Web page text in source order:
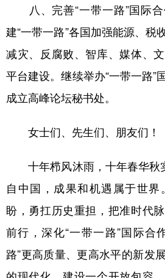
八、完善“一带一路”国际合
建“一带一路”各国加强能源、税
减灾、反腐败、智库、媒体、
平台建设。继续举办“一带一路”
成立高峰论坛秘书处。
女士们、先生们、朋友们！
十年栉风沐雨，十年春华秋
自中国，成果和机遇属于世
盼，勇扛历史重担，把准时代
前行，深化“一带一路”国际合
路”更高质量、更高水平的新发